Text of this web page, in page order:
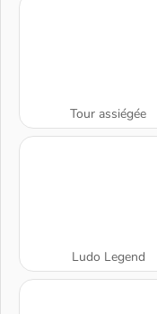
Tour assiégée
Ludo Legend